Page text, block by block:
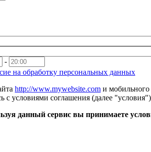
-
на обработку персональных данных
http://www.mywebsite.com и
с условиями соглашения (далее
данный сервис вы принимаете